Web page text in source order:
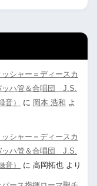
シャー＝ディースカ
ハ管＆合唱団 J.S.
）
に 岡本 浩和 よ
シャー＝ディースカ
ハ管＆合唱団 J.S.
）
に 高岡拓也 より